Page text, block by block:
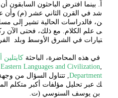
. بينما افترض الباحثون السابقون أن
شد في القرن الثاني عشر (م) وأن
ن، فالدراسات الحالية تشير إلى
ى علم الكلام. مع ذلك، فحتى الآن
تيارات في الشرق الأوسط وبلد
في هذه المحاضرة، الباحثة كايتلين
,
Languages and Civilization
Department
, تتناول السؤال من
ك عبر تحليل مؤلفات أكبر متكلم
بن يوسف السنوسي (ت.